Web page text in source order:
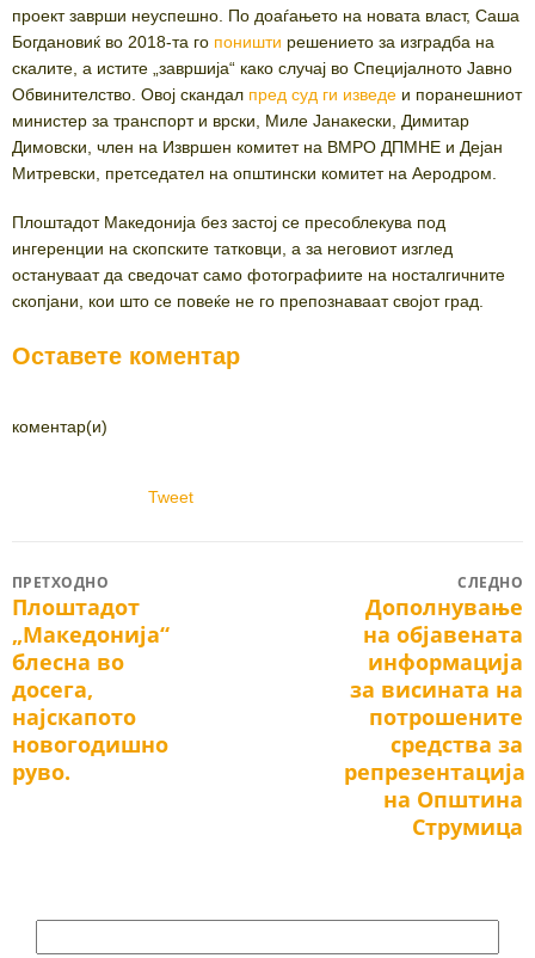
проект заврши неуспешно. По доаѓањето на новата власт, Саша
Богдановиќ во 2018-та го поништи решението за изградба на
скалите, а истите „завршија“ како случај во Специјалното Јавно
Обвинителство. Овој скандал пред суд ги изведе и поранешниот
министер за транспорт и врски, Миле Јанакески, Димитар
Димовски, член на Извршен комитет на ВМРО ДПМНЕ и Дејан
Митревски, претседател на општински комитет на Аеродром.
Плоштадот Македонија без застој се пресоблекува под
ингеренции на скопските татковци, а за неговиот изглед
остануваат да сведочат само фотографиите на носталгичните
скопјани, кои што се повеќе не го препознаваат својот град.
Оставете коментар
коментар(и)
Tweet
Post
navigation
ПРЕТХОДНО
Previous
post:
Плоштадот
„Македонија“
блесна во
досега,
најскапото
новогодишно
руво.
СЛЕДНО
Next
post:
Дополнување
на објавената
информација
за висината на
потрошените
средства за
репрезентација
на Општина
Струмица